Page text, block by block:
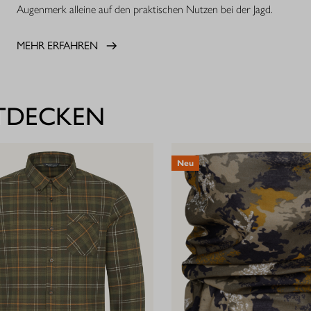
Augenmerk alleine auf den praktischen Nutzen bei der Jagd.
MEHR ERFAHREN
Neu